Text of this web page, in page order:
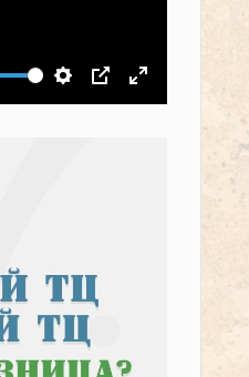
звукНастройки
PIP На весь экран